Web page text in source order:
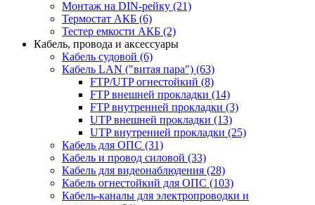
Монтаж на DIN-рейку (21)
Термостат АКБ (6)
Тестер емкости АКБ (2)
Кабель, провода и аксессуары
Кабель судовой (6)
Кабель LAN ("витая пара") (63)
FTP/UTP огнестойкий (8)
FTP внешней прокладки (14)
FTP внутренней прокладки (3)
UTP внешней прокладки (13)
UTP внутренней прокладки (25)
Кабель для ОПС (31)
Кабель и провод силовой (33)
Кабель для видеонаблюдения (28)
Кабель огнестойкий для ОПС (103)
Кабель-каналы для электропроводки и